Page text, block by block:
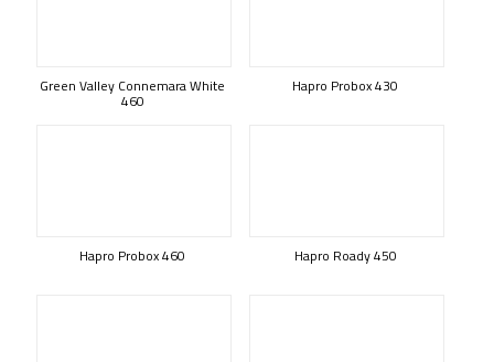
Green Valley Connemara White
460
Hapro Probox 430
Hapro Probox 460 Hapro Roady 450